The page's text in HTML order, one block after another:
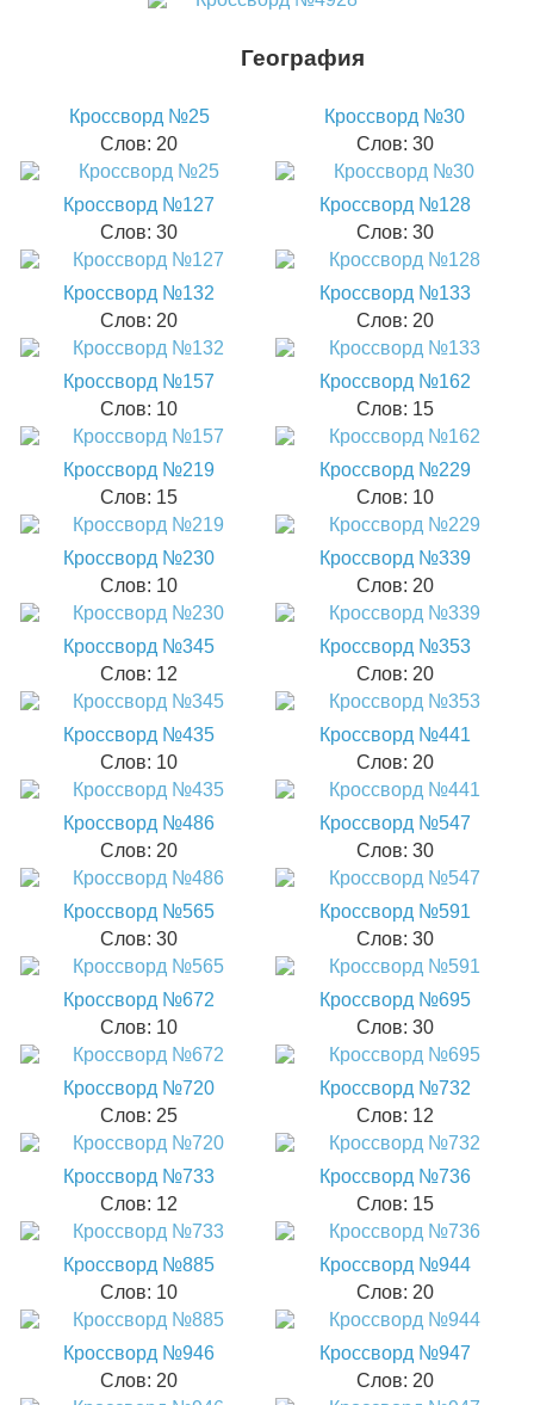
География
Кроссворд №25
Слов: 20
Кроссворд №30
Слов: 30
Кроссворд №127
Слов: 30
Кроссворд №128
Слов: 30
Кроссворд №132
Слов: 20
Кроссворд №133
Слов: 20
Кроссворд №157
Слов: 10
Кроссворд №162
Слов: 15
Кроссворд №219
Слов: 15
Кроссворд №229
Слов: 10
Кроссворд №230
Слов: 10
Кроссворд №339
Слов: 20
Кроссворд №345
Слов: 12
Кроссворд №353
Слов: 20
Кроссворд №435
Слов: 10
Кроссворд №441
Слов: 20
Кроссворд №486
Слов: 20
Кроссворд №547
Слов: 30
Кроссворд №565
Слов: 30
Кроссворд №591
Слов: 30
Кроссворд №672
Слов: 10
Кроссворд №695
Слов: 30
Кроссворд №720
Слов: 25
Кроссворд №732
Слов: 12
Кроссворд №733
Слов: 12
Кроссворд №736
Слов: 15
Кроссворд №885
Слов: 10
Кроссворд №944
Слов: 20
Кроссворд №946
Слов: 20
Кроссворд №947
Слов: 20